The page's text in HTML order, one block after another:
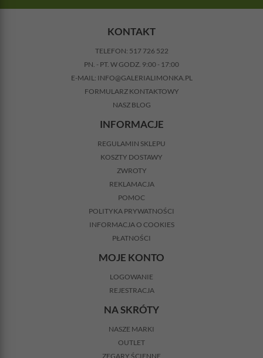
KONTAKT
TELEFON: 517 726 522
PN. - PT. W GODZ. 9:00 - 17:00
E-MAIL: INFO@GALERIALIMONKA.PL
FORMULARZ KONTAKTOWY
NASZ BLOG
INFORMACJE
REGULAMIN SKLEPU
KOSZTY DOSTAWY
ZWROTY
REKLAMACJA
POMOC
POLITYKA PRYWATNOŚCI
INFORMACJA O COOKIES
PŁATNOŚCI
MOJE KONTO
LOGOWANIE
REJESTRACJA
NA SKRÓTY
NASZE MARKI
OUTLET
ZEGARY ŚCIENNE